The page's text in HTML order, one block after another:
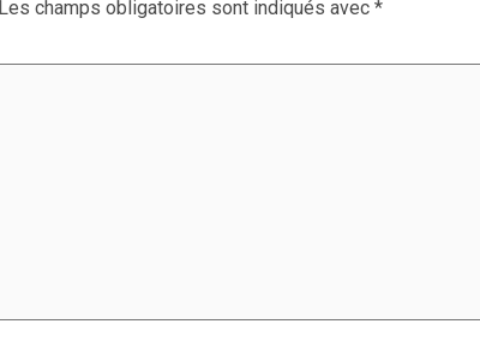
Les champs obligatoires sont indiqués avec *